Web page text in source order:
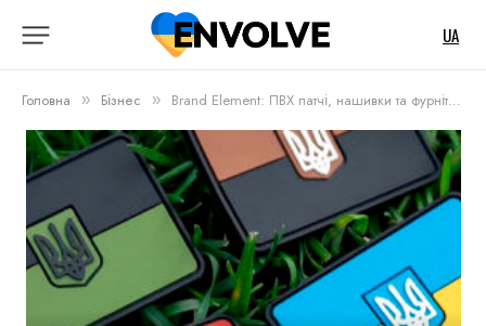
UA
Головна » Бізнес » Brand Element: ПВХ патчі, нашивки та фурнітура для бізнесу і мерчу